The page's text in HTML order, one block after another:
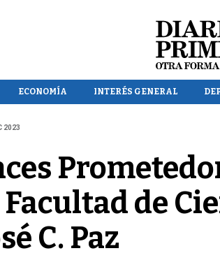
ECONOMÍA INTERÉS GENERAL
2023
Facultad de
C. Paz